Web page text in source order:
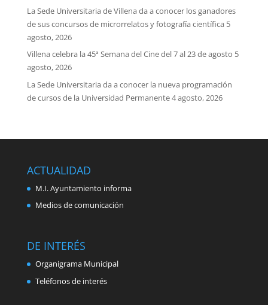
La Sede Universitaria de Villena da a conocer los ganadores
de sus concursos de microrrelatos y fotografía científica 5
agosto, 2026
Villena celebra la 45ª Semana del Cine del 7 al 23 de agosto 5
agosto, 2026
La Sede Universitaria da a conocer la nueva programación
de cursos de la Universidad Permanente4 agosto, 2026
ACTUALIDAD
M.I. Ayuntamiento informa
Medios de comunicación
DE INTERÉS
Organigrama Municipal
Teléfonos de interés